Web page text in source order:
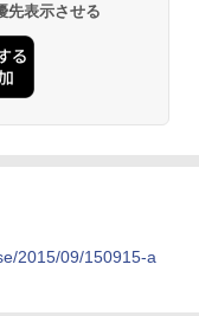
先表示させる
2015/09/150915-a